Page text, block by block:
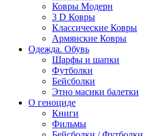
Ковры Модерн
3 D Ковры
Классические Ковры
Армянские Ковры
Одежда. Обувь
Шарфы и шапки
Футболки
Бейсболки
Этно масики балетки
О геноциде
Книги
Фильмы